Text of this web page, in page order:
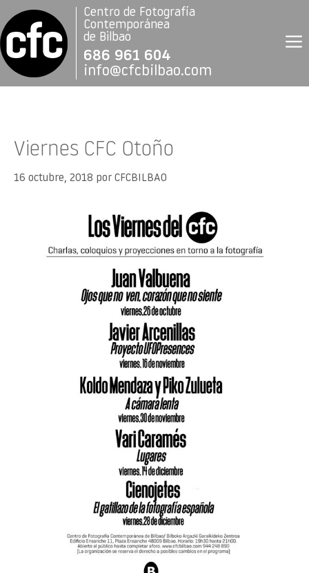
contenido
Centro de Fotografía
Contemporánea
de Bilbao
686 961 604
info@cfcbilbao.com
Viernes CFC Otoño
16 octubre, 2018 por CFCBILBAO